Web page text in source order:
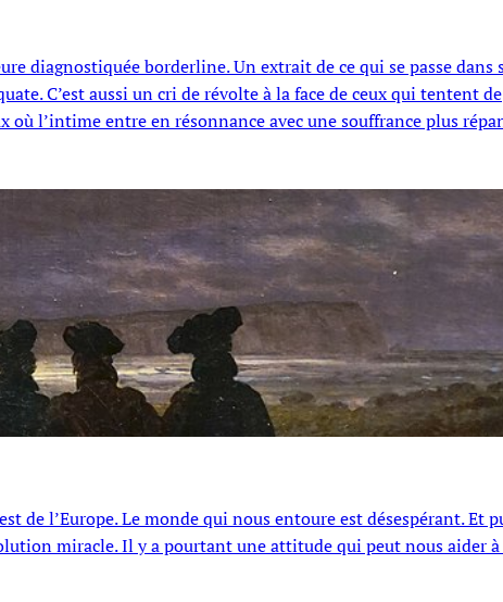
diagnostiquée borderline. Un extrait de ce qui se passe dans
C’est aussi un cri de révolte à la face de ceux qui tentent de
l’intime entre en résonnance avec une souffrance plus
de l’Europe. Le monde qui nous entoure est désespérant. Et
miracle. Il y a pourtant une attitude qui peut nous aider